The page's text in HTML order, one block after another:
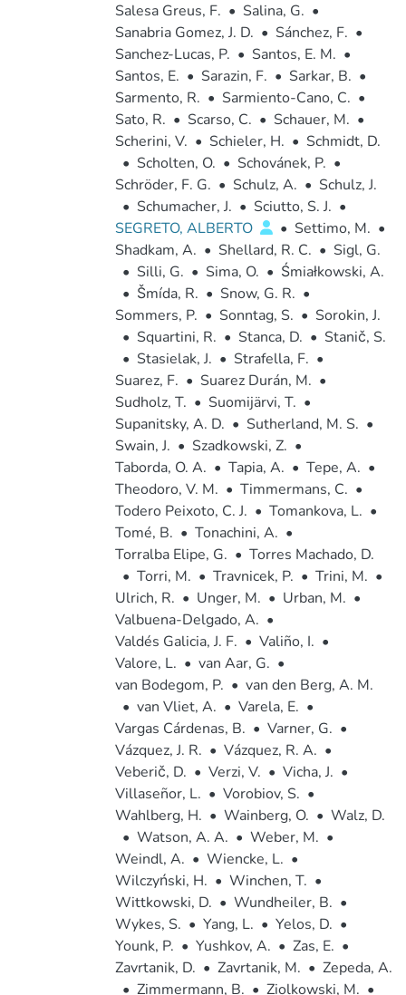
Salesa Greus, F. • Salina, G. •
Sanabria Gomez, J. D. • Sánchez, F. •
Sanchez-Lucas, P. • Santos, E. M. •
Santos, E. • Sarazin, F. • Sarkar, B. •
Sarmento, R. • Sarmiento-Cano, C. •
Sato, R. • Scarso, C. • Schauer, M. •
Scherini, V. • Schieler, H. • Schmidt, D.
• Scholten, O. • Schovánek, P. •
Schröder, F. G. • Schulz, A. • Schulz, J.
• Schumacher, J. • Sciutto, S. J. •
SEGRETO, ALBERTO
• Settimo, M. •
Shadkam, A. • Shellard, R. C. • Sigl, G.
• Silli, G. • Sima, O. • Śmiałkowski, A.
• Šmída, R. • Snow, G. R. •
Sommers, P. • Sonntag, S. • Sorokin, J.
• Squartini, R. • Stanca, D. • Stanič, S.
• Stasielak, J. • Strafella, F. •
Suarez, F. • Suarez Durán, M. •
Sudholz, T. • Suomijärvi, T. •
Supanitsky, A. D. • Sutherland, M. S. •
Swain, J. • Szadkowski, Z. •
Taborda, O. A. • Tapia, A. • Tepe, A. •
Theodoro, V. M. • Timmermans, C. •
Todero Peixoto, C. J. • Tomankova, L. •
Tomé, B. • Tonachini, A. •
Torralba Elipe, G. • Torres Machado, D.
• Torri, M. • Travnicek, P. • Trini, M. •
Ulrich, R. • Unger, M. • Urban, M. •
Valbuena-Delgado, A. •
Valdés Galicia, J. F. • Valiño, I. •
Valore, L. • van Aar, G. •
van Bodegom, P. • van den Berg, A. M.
• van Vliet, A. • Varela, E. •
Vargas Cárdenas, B. • Varner, G. •
Vázquez, J. R. • Vázquez, R. A. •
Veberič, D. • Verzi, V. • Vicha, J. •
Villaseñor, L. • Vorobiov, S. •
Wahlberg, H. • Wainberg, O. • Walz, D.
• Watson, A. A. • Weber, M. •
Weindl, A. • Wiencke, L. •
Wilczyński, H. • Winchen, T. •
Wittkowski, D. • Wundheiler, B. •
Wykes, S. • Yang, L. • Yelos, D. •
Younk, P. • Yushkov, A. • Zas, E. •
Zavrtanik, D. • Zavrtanik, M. • Zepeda, A.
• Zimmermann, B. • Ziolkowski, M. •